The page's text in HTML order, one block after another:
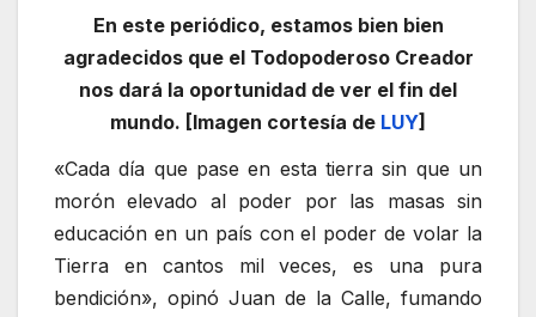
En este periódico, estamos bien bien
agradecidos que el Todopoderoso Creador
nos dará la oportunidad de ver el fin del
mundo. [Imagen cortesía de LUY]
«Cada día que pase en esta tierra sin que un
morón elevado al poder por las masas sin
educación en un país con el poder de volar la
Tierra en cantos mil veces, es una pura
bendición», opinó Juan de la Calle, fumando